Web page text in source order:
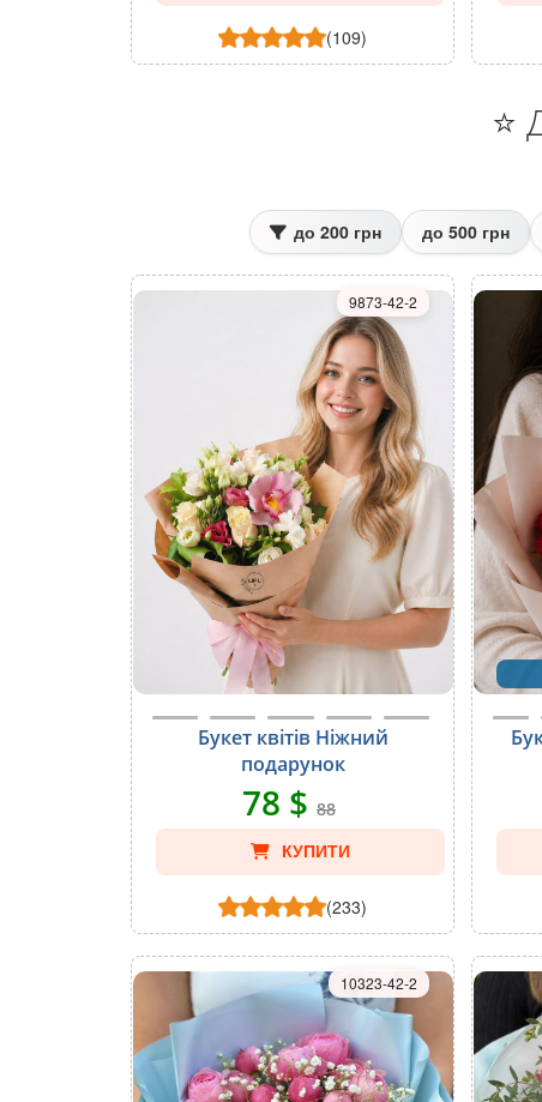
(109)
⭐
до 200 грн до 500 грн
Букет квітів Ніжний
подарунок
9873-42-2
78 $ 88
КУПИТИ
(233)
10323-42-2